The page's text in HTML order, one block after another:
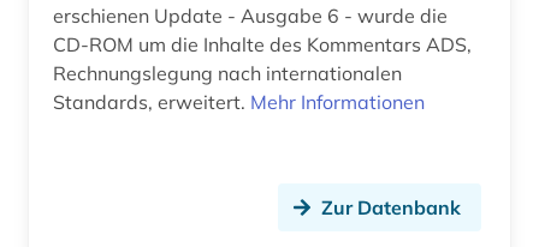
deutschland <bundesrepublik> (1)
deutschland <östliche länder> (1)
erschienen Update - Ausgabe 6 - wurde die
CD-ROM um die Inhalte des Kommentars ADS,
Rechnungslegung nach internationalen
Standards, erweitert. Mehr Informationen
Zur Datenbank